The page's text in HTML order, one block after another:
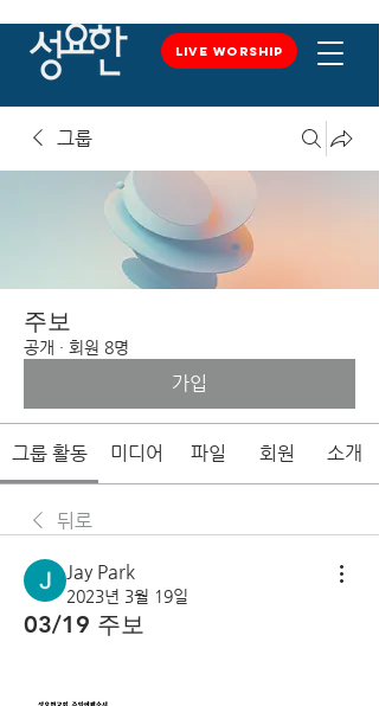
LIVE WORSHIP
LIVE WORSHIP
그룹
주보
공개 · 회원 8명
가입
그룹 활동 미디어 파일 회원 소개
뒤로
Jay Park
2023년 3월 19일
03/19 주보